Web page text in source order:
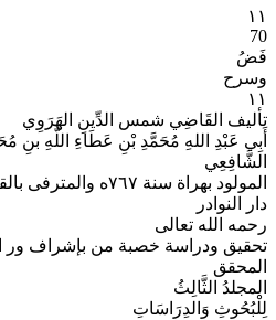
۱۱
70
فَضُ
وسرح
١١
تأليف القَاضِي شمس الدِّينِ الهَرَوِي
أَبِي عَبْدِ اللهِ مُحَمَّدِ بْنِ عَطَاءِ اللَّهِ بنِ
الشَّافِعِي
المولود بهراة سنة ٧٦٧ه والمترفى بالقدس سنة ٨٢٩ هـ
دار النوادر
رحمه الله تعالى
تحقيق ودراسة خصبة من بإشراف ور
المحقق
المجلدُ الثَّالِثُ
لِلْبُحُوثِ وَالدِرَاسَاتِ